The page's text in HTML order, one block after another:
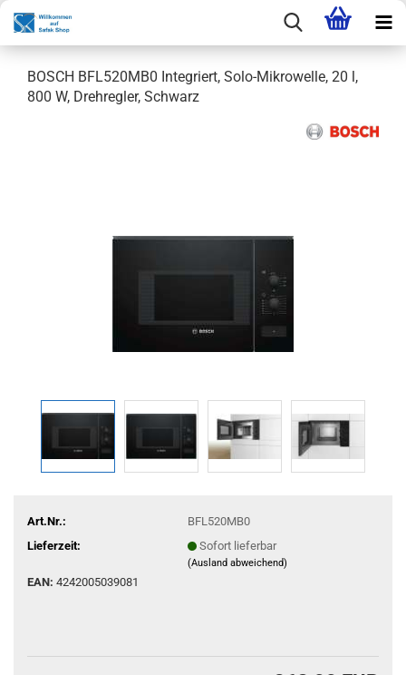
BOSCH BFL520MB0 Integriert, Solo-Mikrowelle, 20 l,
800 W, Drehregler, Schwarz
Art.Nr.:
BFL520MB0
Lieferzeit:
Sofort lieferbar
(Ausland abweichend)
EAN: 4242005039081